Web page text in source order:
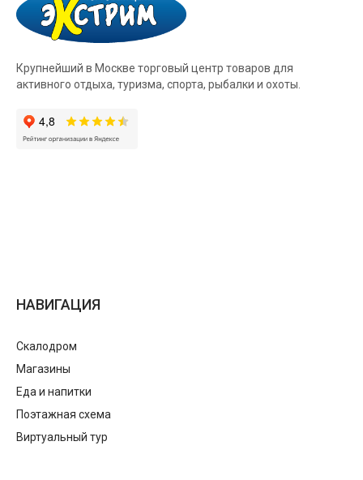
Крупнейший в Москве торговый центр товаров для
активного отдыха, туризма, спорта, рыбалки и охоты.
НАВИГАЦИЯ
Скалодром
Магазины
Еда и напитки
Поэтажная схема
Виртуальный тур